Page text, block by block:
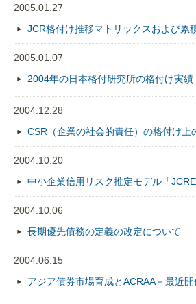
2005.01.27
JCR格付け推移マトリックスおよび累
2005.01.07
2004年の日本格付研究所の格付け実績
2004.12.28
CSR（企業の社会的責任）の格付け上
2004.10.20
中小企業信用リスク推定モデル「
2004.10.06
長期優先債務の定義の改定について
2004.06.15
アジア債券市場育成とACRAA－最近